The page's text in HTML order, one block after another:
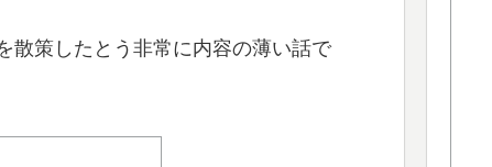
散策したとう非常に内容の薄い話で